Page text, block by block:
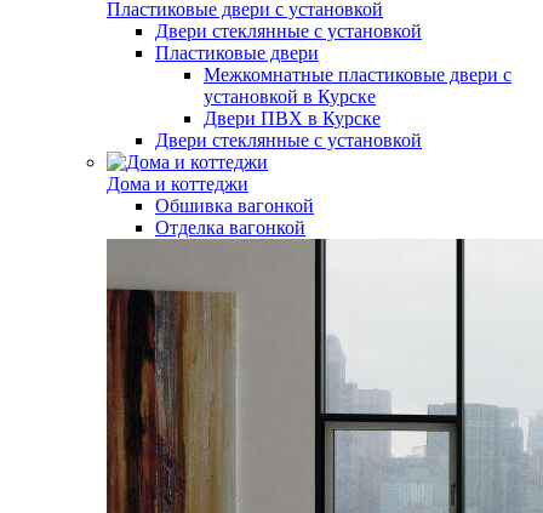
Пластиковые двери с установкой
Двери стеклянные с установкой
Пластиковые двери
Межкомнатные пластиковые двери с
установкой в Курске
Двери ПВХ в Курске
Двери стеклянные с установкой
Дома и коттеджи
Обшивка вагонкой
Отделка вагонкой